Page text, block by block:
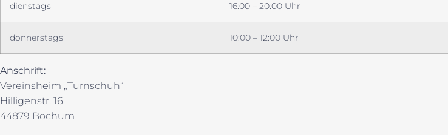
dienstags 16:00 – 20:00 Uhr
donnerstags 10:00 – 12:00 Uhr
Anschrift:
Vereinsheim „Turnschuh“
Hilligenstr. 16
44879 Bochum